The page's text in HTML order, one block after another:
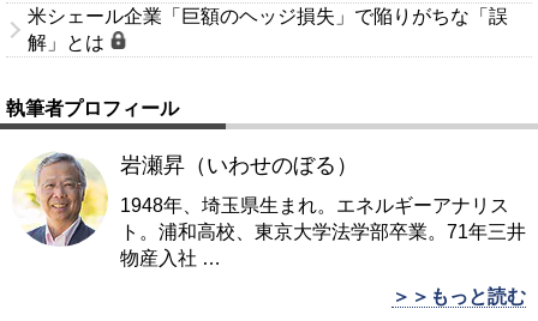
米シェール企業「巨額のヘッジ損失」で陥りがちな「誤
解」とは
執筆者プロフィール
岩瀬昇（いわせのぼる）
1948年、埼玉県生まれ。エネルギーアナリス
ト。浦和高校、東京大学法学部卒業。71年三井
物産入社 …
＞＞もっと読む